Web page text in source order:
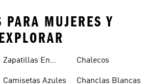
PARA MUJERES Y
Zapatillas En
Camisetas Azules
Chalecos
Chanclas Blancas